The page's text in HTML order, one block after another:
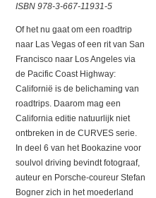
ISBN 978-3-667-11931-5
Of het nu gaat om een ​​roadtrip
naar Las Vegas of een rit van San
Francisco naar Los Angeles via
de Pacific Coast Highway:
Californië is de belichaming van
roadtrips. Daarom mag een
California editie natuurlijk niet
ontbreken in de CURVES serie.
In deel 6 van het Bookazine voor
soulvol driving bevindt fotograaf,
auteur en Porsche-coureur Stefan
Bogner zich in het moederland